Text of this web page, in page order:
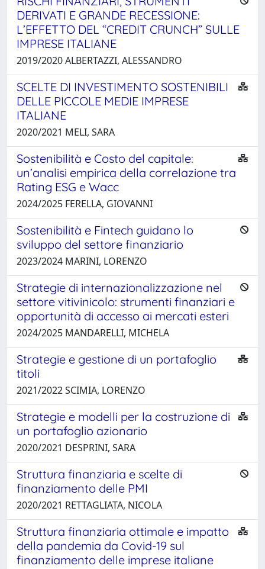
DERIVATI E GRANDE RECESSIONE:
L’EFFETTO DEL “CREDIT CRUNCH” SULLE
IMPRESE ITALIANE
2019/2020 ALBERTAZZI, ALESSANDRO
SCELTE DI INVESTIMENTO SOSTENIBILI
DELLE PICCOLE MEDIE IMPRESE
ITALIANE
2020/2021 MELI, SARA
Sostenibilità e Costo del capitale:
un’analisi empirica della correlazione tra
Rating ESG e Wacc
2024/2025 FERELLA, GIOVANNI
Sostenibilità e Fintech guidano lo
sviluppo del settore finanziario
2023/2024 MARINI, LORENZO
Strategie di internazionalizzazione nel
settore vitivinicolo: strumenti finanziari e
opportunità di accesso ai mercati esteri
2024/2025 MANDARELLI, MICHELA
Strategie e gestione di un portafoglio
titoli
2021/2022 SCIMIA, LORENZO
Strategie e modelli per la costruzione di
un portafoglio azionario
2020/2021 DESPRINI, SARA
Struttura finanziaria e scelte di
finanziamento delle PMI
2020/2021 RETTAGLIATA, NICOLA
Struttura finanziaria ottimale e impatto
della pandemia da Covid-19 sul
finanziamento delle imprese italiane